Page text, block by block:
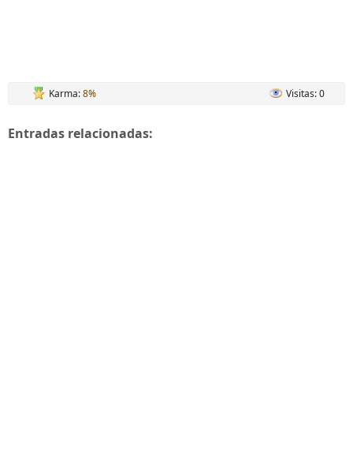
Karma:8% Visitas: 0
Entradas relacionadas: